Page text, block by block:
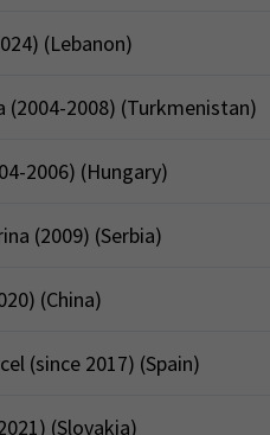
(Lebanon)
(2004-2008) (Turkmenistan)
2006) (Hungary)
(2009) (Serbia)
(China)
(since 2017) (Spain)
(Slovakia)